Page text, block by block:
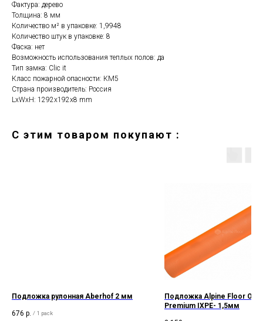
Фактура: дерево
Толщина: 8 мм
Количество м² в упаковке: 1,9948
Количество штук в упаковке: 8
Фаска: нет
Возможность использования теплых полов: да
Тип замка: Clic it
Класс пожарной опасности: КМ5
Страна производитель: Россия
LxWxH: 1292x192x8 mm
C этим товаром покупают :
Подложка рулонная Aberhof 2 мм
676 р. / 1 pack
Подложка Alpine Floor
Premium IXPE- 1,5мм